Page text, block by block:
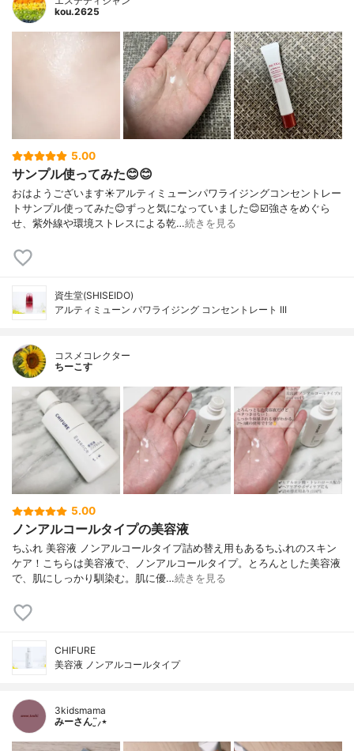
kou.2625
5.00
サンプル使ってみた😊😊
おはようございます☀アルティミューンパワライジングコンセントレー
トサンプル使ってみた😊ずっと気になっていました😊☑️強さをめぐら
せ、紫外線や環境ストレスによる乾…続きを見る
資生堂(SHISEIDO)
アルティミューン パワライジング コンセントレート III
コスメコレクター
ちーこす
5.00
ノンアルコールタイプの美容液
ちふれ 美容液 ノンアルコールタイプ詰め替え用もあるちふれのスキン
ケア！こちらは美容液で、ノンアルコールタイプ。とろんとした美容液
で、肌にしっかり馴染む。肌に優…続きを見る
CHIFURE
美容液 ノンアルコールタイプ
3kidsmama
みーさん¨̮⸝⋆